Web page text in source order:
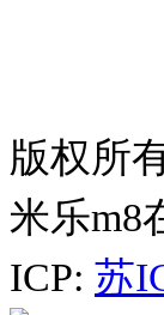
版权所
米乐m8
ICP: 苏